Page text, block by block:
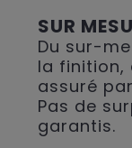
SUR
Du sur-
la finition,
assuré
Pas de
garantis.